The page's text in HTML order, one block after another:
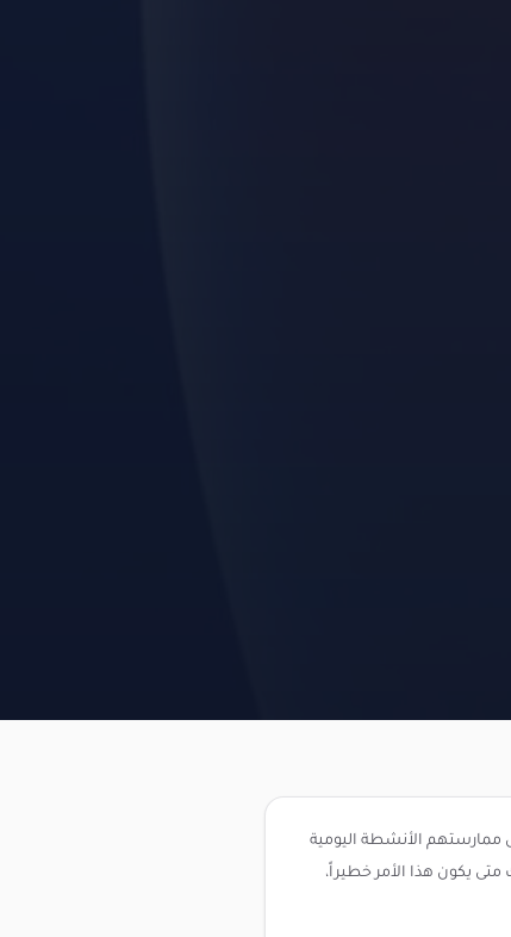
الأنشطة اليومية
يكون هذا الأمر خطيراً،